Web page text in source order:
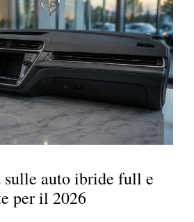
auto ibride full e
per il 2026